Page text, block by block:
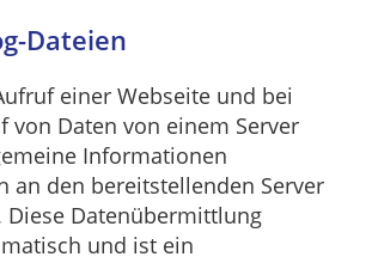
Dateien
einer Webseite und bei
von Daten von einem Server
Informationen
an den bereitstellenden Server
Datenübermittlung
und ist ein